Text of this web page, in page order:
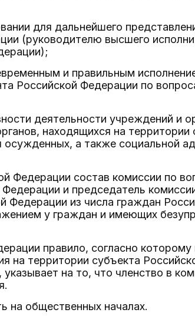
для дальнейшего
(руководителю высшего
и правильным
Российской Федерации по
деятельности учреждений и
находящихся на территории
а также социальной
Федерации состав комиссии по
и председатель
из числа граждан
у граждан и имеющих
правило, согласно
на территории субъекта
на то, что членство в
на общественных началах.